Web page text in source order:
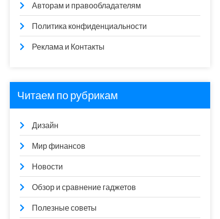
Авторам и правообладателям
Политика конфиденциальности
Реклама и Контакты
Читаем по рубрикам
Дизайн
Мир финансов
Новости
Обзор и сравнение гаджетов
Полезные советы